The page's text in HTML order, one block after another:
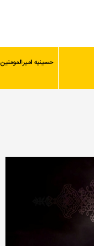
حسینیه امیرالمومنین